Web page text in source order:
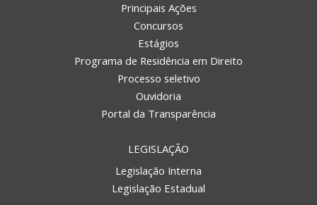
Principais Ações
Concursos
Estágios
Programa de Residência em Direito
Processo seletivo
Ouvidoria
Portal da Transparência
LEGISLAÇÃO
Legislação Interna
Legislação Estadual